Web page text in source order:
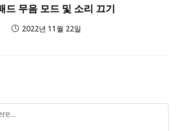
드 무음 모드 및 소리 끄기
2022년 11월 22일